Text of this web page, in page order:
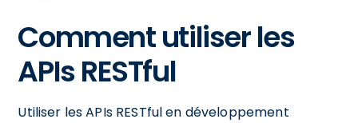
Comment utiliser les
APIs RESTful
Utiliser les APIs RESTful en développement